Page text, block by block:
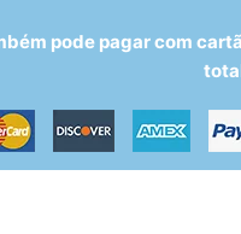
pode pagar com